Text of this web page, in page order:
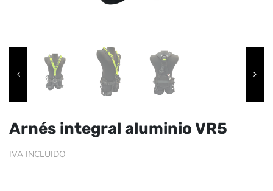
Arnés integral aluminio VR5
IVA INCLUIDO